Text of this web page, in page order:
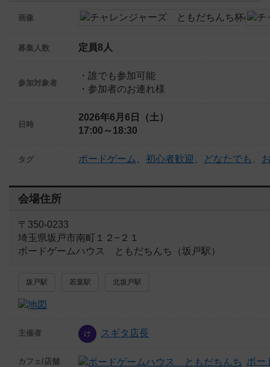
画像
募集人数 定員8人
参加対象者
・誰でも参加可能
・参加者のお連れ様
日時
2026年6月6日（土）
17:00～18:30
タグ ボードゲーム 初心者歓迎 どなたでも
会場住所
〒350-0233
埼玉県坂戸市南町１２−２１
ボードゲームハウス ともだちんち（坂戸駅）
坂戸駅 若葉駅 北坂戸駅
主催者 スギタ店長
カフェ/店舗 ボー